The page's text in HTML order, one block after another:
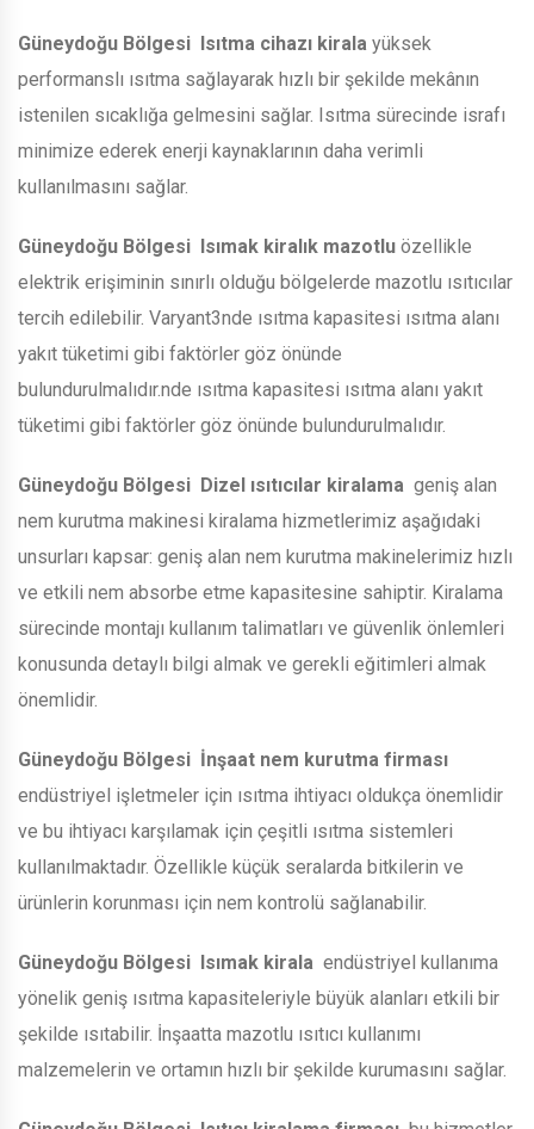
Güneydoğu Bölgesi Isıtma cihazı kirala yüksek
performanslı ısıtma sağlayarak hızlı bir şekilde mekânın
istenilen sıcaklığa gelmesini sağlar. Isıtma sürecinde israfı
minimize ederek enerji kaynaklarının daha verimli
kullanılmasını sağlar.
Güneydoğu Bölgesi Isımak kiralık mazotlu özellikle
elektrik erişiminin sınırlı olduğu bölgelerde mazotlu ısıtıcılar
tercih edilebilir. Varyant3nde ısıtma kapasitesi ısıtma alanı
yakıt tüketimi gibi faktörler göz önünde
bulundurulmalıdır.nde ısıtma kapasitesi ısıtma alanı yakıt
tüketimi gibi faktörler göz önünde bulundurulmalıdır.
Güneydoğu Bölgesi Dizel ısıtıcılar kiralama geniş alan
nem kurutma makinesi kiralama hizmetlerimiz aşağıdaki
unsurları kapsar: geniş alan nem kurutma makinelerimiz hızlı
ve etkili nem absorbe etme kapasitesine sahiptir. Kiralama
sürecinde montajı kullanım talimatları ve güvenlik önlemleri
konusunda detaylı bilgi almak ve gerekli eğitimleri almak
önemlidir.
Güneydoğu Bölgesi İnşaat nem kurutma firması
endüstriyel işletmeler için ısıtma ihtiyacı oldukça önemlidir
ve bu ihtiyacı karşılamak için çeşitli ısıtma sistemleri
kullanılmaktadır. Özellikle küçük seralarda bitkilerin ve
ürünlerin korunması için nem kontrolü sağlanabilir.
Güneydoğu Bölgesi Isımak kirala endüstriyel kullanıma
yönelik geniş ısıtma kapasiteleriyle büyük alanları etkili bir
şekilde ısıtabilir. İnşaatta mazotlu ısıtıcı kullanımı
malzemelerin ve ortamın hızlı bir şekilde kurumasını sağlar.